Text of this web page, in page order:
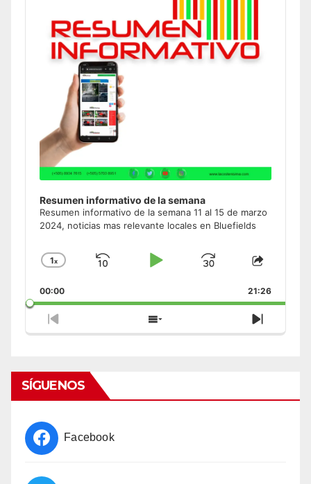
Resumen informativo de la semana
Resumen informativo de la semana 11 al 15 de marzo
2024, noticias mas relevante locales en Bluefields
Change
Rate
1x
Skip
Play
Jump
Forward
Share
Episode
00:00 21:26
Previous
Episode
Show
Episodes
Next
Episode
SÍGUENOS
Facebook